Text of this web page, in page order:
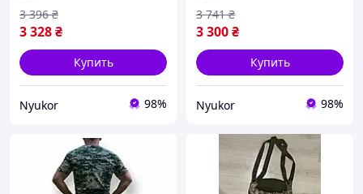
3 328₴
3 396 ₴
Купить
Nyukor 98%
3 300₴
3 741 ₴
Купить
Nyukor 98%